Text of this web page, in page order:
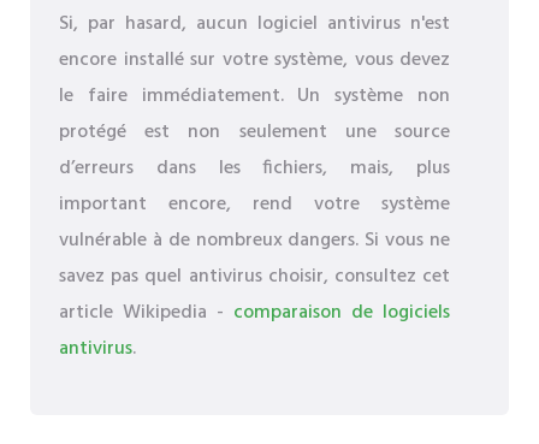
Si, par hasard, aucun logiciel antivirus n'est
encore installé sur votre système, vous devez
le faire immédiatement. Un système non
protégé est non seulement une source
d’erreurs dans les fichiers, mais, plus
important encore, rend votre système
vulnérable à de nombreux dangers. Si vous ne
savez pas quel antivirus choisir, consultez cet
article Wikipedia - comparaison de logiciels
antivirus.